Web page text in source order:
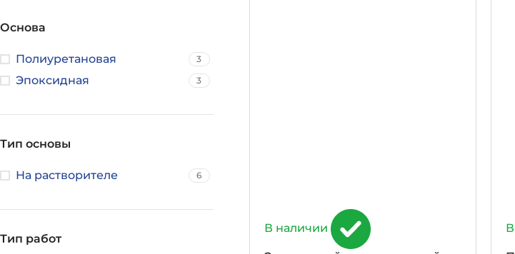
Основа
Полиуретановая 3
Эпоксидная 3
Тип основы
На растворителе 6
Тип работ
В наличии